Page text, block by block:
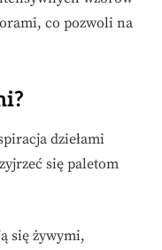
co pozwoli na
dziełami
się paletom
się żywymi,